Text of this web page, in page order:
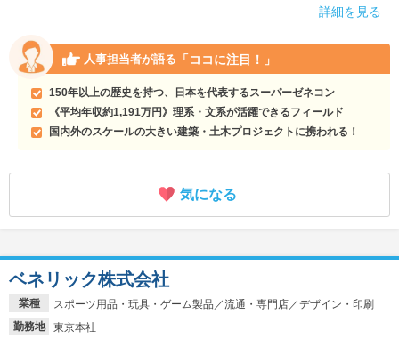
詳細を見る
人事担当者が語る 「ココに注目！」
150年以上の歴史を持つ、日本を代表するスーパーゼネコン
《平均年収約1,191万円》理系・文系が活躍できるフィールド
国内外のスケールの大きい建築・土木プロジェクトに携われる！
気になる
業種
スポーツ用品・玩具・ゲーム製品／流通・専門店／デザイン・印刷
勤務地
東京本社
ベネリック株式会社